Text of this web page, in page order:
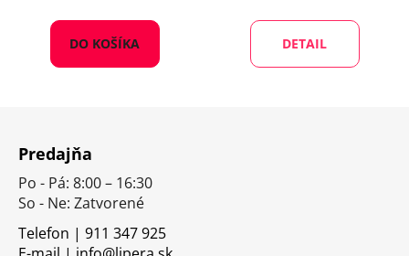
DO KOŠÍKA DETAIL
Predajňa
Po - Pá: 8:00 – 16:30
So - Ne: Zatvorené
Telefon | 911 347 925